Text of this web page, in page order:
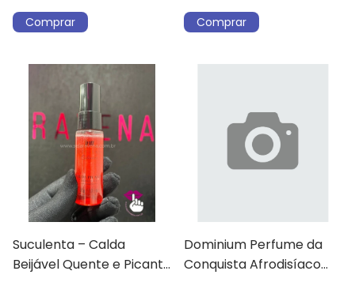
Suculenta – Calda
Beijável Quente e Picante
Dominium Perfume da
Conquista Afrodisíaco